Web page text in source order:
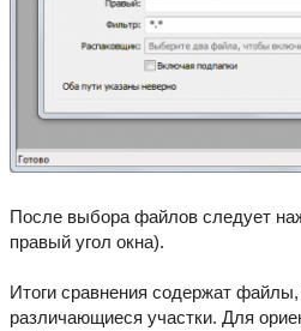
После выбора файлов следует
правый угол окна).
Итоги сравнения содержат
различающиеся участки. Для